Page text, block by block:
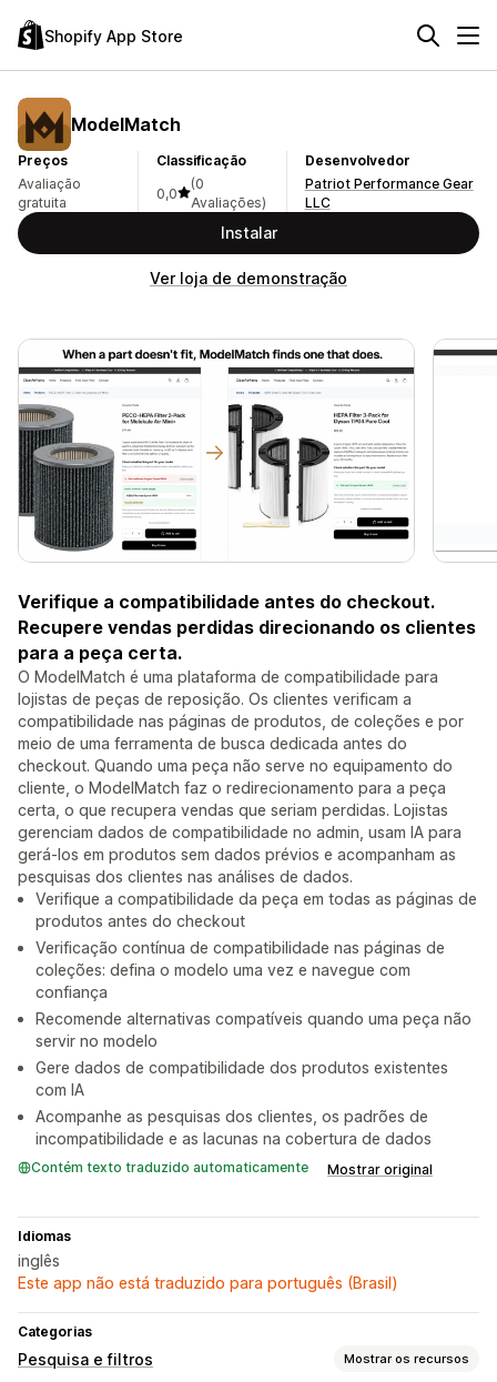
Shopify App Store
ModelMatch
Preços
Avaliação
gratuita
Classificação
0,0
(0
Avaliações)
Desenvolvedor
Patriot Performance Gear
LLC
Instalar
Ver loja de demonstração
Verifique a compatibilidade antes do checkout.
Recupere vendas perdidas direcionando os clientes
para a peça certa.
O ModelMatch é uma plataforma de compatibilidade para
lojistas de peças de reposição. Os clientes verificam a
compatibilidade nas páginas de produtos, de coleções e por
meio de uma ferramenta de busca dedicada antes do
checkout. Quando uma peça não serve no equipamento do
cliente, o ModelMatch faz o redirecionamento para a peça
certa, o que recupera vendas que seriam perdidas. Lojistas
gerenciam dados de compatibilidade no admin, usam IA para
gerá-los em produtos sem dados prévios e acompanham as
pesquisas dos clientes nas análises de dados.
Verifique a compatibilidade da peça em todas as páginas de
produtos antes do checkout
Verificação contínua de compatibilidade nas páginas de
coleções: defina o modelo uma vez e navegue com
confiança
Recomende alternativas compatíveis quando uma peça não
servir no modelo
Gere dados de compatibilidade dos produtos existentes
com IA
Acompanhe as pesquisas dos clientes, os padrões de
incompatibilidade e as lacunas na cobertura de dados
Contém texto traduzido automaticamente Mostrar original
Idiomas
inglês
Este app não está traduzido para português (Brasil)
Categorias
Pesquisa e filtros Mostrar os recursos